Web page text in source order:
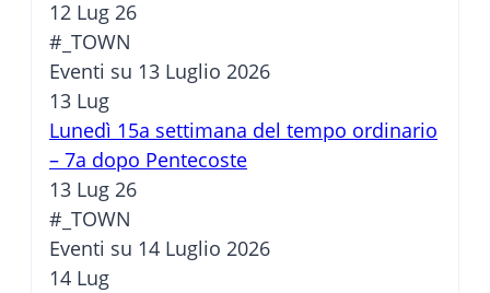
12 Lug 26
#_TOWN
Eventi su 13 Luglio 2026
13 Lug
Lunedì 15a settimana del tempo ordinario
– 7a dopo Pentecoste
13 Lug 26
#_TOWN
Eventi su 14 Luglio 2026
14 Lug